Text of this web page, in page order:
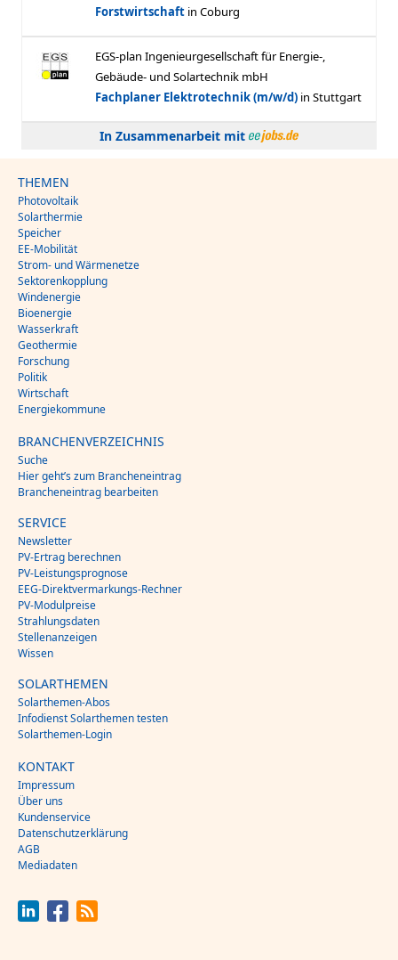
In Zusammenarbeit mit
THEMEN
Photovoltaik
Solarthermie
Speicher
EE-Mobilität
Strom- und Wärmenetze
Sektorenkopplung
Windenergie
Bioenergie
Wasserkraft
Geothermie
Forschung
Politik
Wirtschaft
Energiekommune
BRANCHENVERZEICHNIS
Suche
Hier geht’s zum Brancheneintrag
Brancheneintrag bearbeiten
SERVICE
Newsletter
PV-Ertrag berechnen
PV-Leistungsprognose
EEG-Direktvermarkungs-Rechner
PV-Modulpreise
Strahlungsdaten
Stellenanzeigen
Wissen
SOLARTHEMEN
Solarthemen-Abos
Infodienst Solarthemen testen
Solarthemen-Login
KONTAKT
Impressum
Über uns
Kundenservice
Datenschutzerklärung
AGB
Mediadaten